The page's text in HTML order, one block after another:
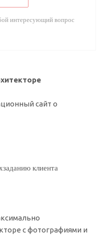
интересующий вопрос
сайт о
клиента
с фотографиями и